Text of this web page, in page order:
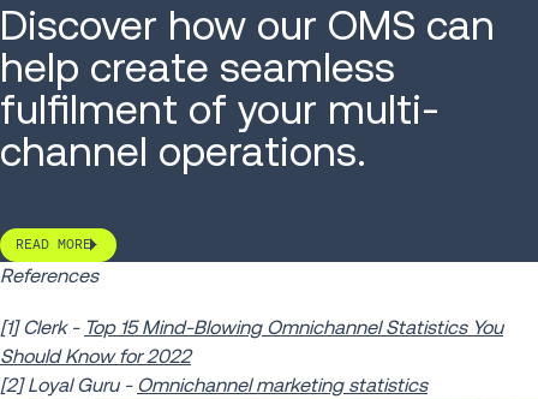
Discover how our OMS can
help create seamless
fulfilment of your multi-
channel operations.
READ MORE
References
[1] Clerk - Top 15 Mind-Blowing Omnichannel Statistics You
Should Know for 2022
[2] Loyal Guru - Omnichannel marketing statistics